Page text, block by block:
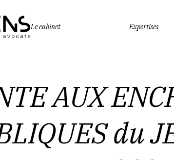
Le cabinet
Expertises
Vous êtes ici :
AUX
du